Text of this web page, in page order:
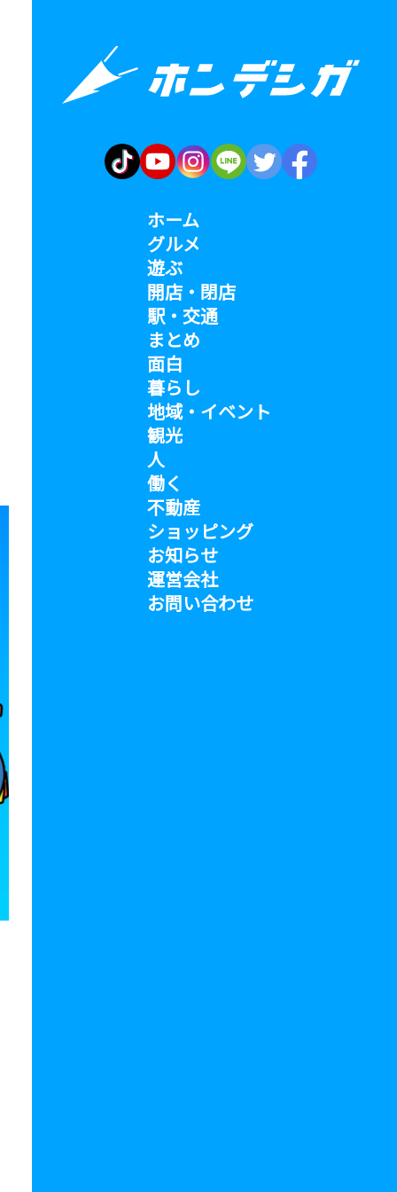
ホーム
グルメ
遊ぶ
開店・閉店
駅・交通
まとめ
面白
暮らし
地域・イベント
観光
人
働く
不動産
ショッピング
お知らせ
運営会社
お問い合わせ